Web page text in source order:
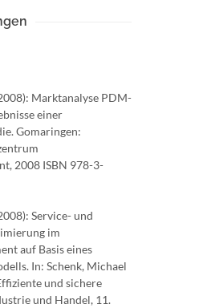
Marktanalyse PDM-
einer
Gomaringen:
2008 ISBN 978-3-
Service- und
im
auf Basis eines
In: Schenk, Michael
und sichere
und Handel, 11.